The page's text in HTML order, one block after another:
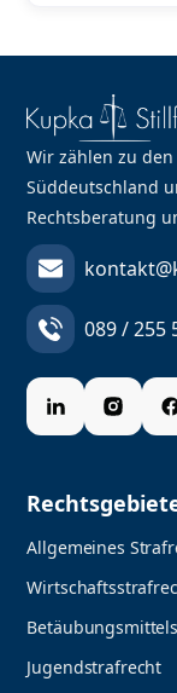
Wir zählen zu
Süddeutschland
Rechtsberatung
089 / 255
Allgemeines
Jugendstrafrecht